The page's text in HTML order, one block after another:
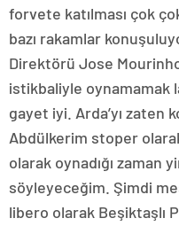
forvete katılması çok
bazı rakamlar
Direktörü Jose
istikbaliyle oynamamak
gayet iyi. Arda’yı zaten
Abdülkerim stoper
olarak oynadığı zaman
söyleyeceğim. Şimdi
libero olarak Beşiktaşlı